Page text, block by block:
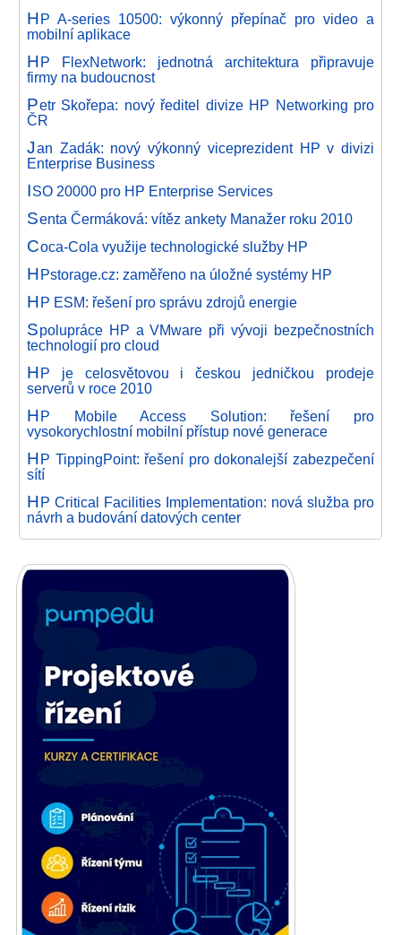
HP A-series 10500: výkonný přepínač pro video a
mobilní aplikace
HP FlexNetwork: jednotná architektura připravuje
firmy na budoucnost
Petr Skořepa: nový ředitel divize HP Networking pro
ČR
Jan Zadák: nový výkonný viceprezident HP v divizi
Enterprise Business
ISO 20000 pro HP Enterprise Services
Senta Čermáková: vítěz ankety Manažer roku 2010
Coca-Cola využije technologické služby HP
HPstorage.cz: zaměřeno na úložné systémy HP
HP ESM: řešení pro správu zdrojů energie
Spolupráce HP a VMware při vývoji bezpečnostních
technologií pro cloud
HP je celosvětovou i českou jedničkou prodeje
serverů v roce 2010
HP Mobile Access Solution: řešení pro
vysokorychlostní mobilní přístup nové generace
HP TippingPoint: řešení pro dokonalejší zabezpečení
sítí
HP Critical Facilities Implementation: nová služba pro
návrh a budování datových center